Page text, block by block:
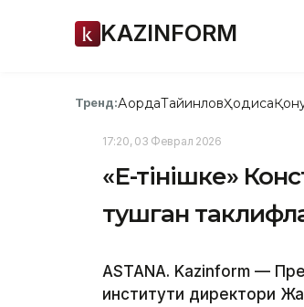
KAZINFORM
Тренд:АқордаТайинловҲодиса
17:20, 03 Феврал 2026
«Е-Өтінішке»
тушган
ASTANA. Kazinform —
институти директори